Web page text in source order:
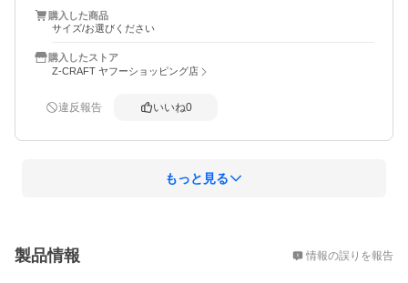
購入した商品
サイズ/お選びください
購入したストア
Z-CRAFT ヤフーショッピング店
違反報告 いいね0
もっと見る
製品情報 情報の誤りを報告